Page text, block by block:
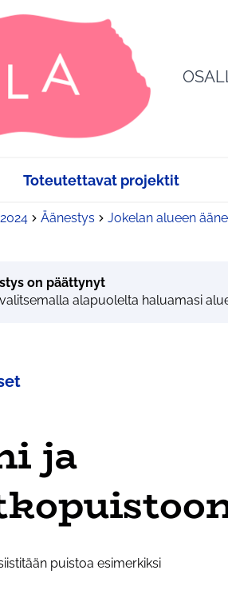
Toteutettavat projektit
Äänestys Jokelan alueen
on päättynyt
alapuolelta haluamasi
ja
puistoa esimerkiksi